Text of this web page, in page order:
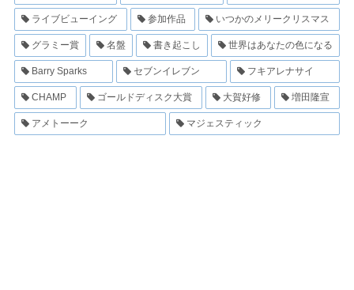
ライブビューイング 参加作品 いつかのメリークリスマス
グラミー賞 名盤 書き起こし 世界はあなたの色になる
Barry Sparks セブンイレブン フキアレナサイ
CHAMP ゴールドディスク大賞 大賀好修 増田隆宣
アメトーーク マジェスティック